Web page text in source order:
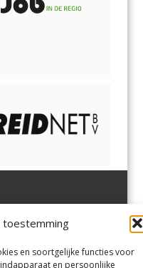
toestemming
en soortgelijke functies voor
en persoonlijke
,Velsen-Zuid,
,Driehuisen
.